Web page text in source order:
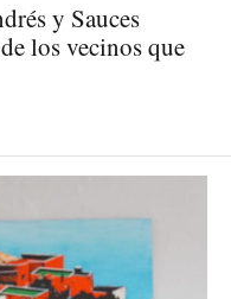
y Sauces
los vecinos que